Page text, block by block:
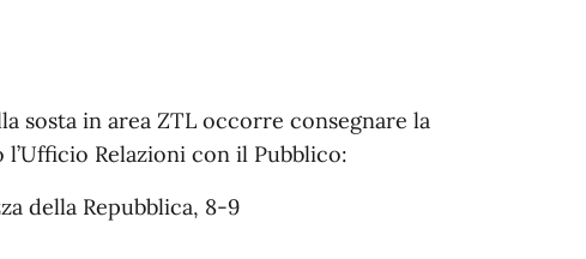
sosta in area ZTL occorre consegnare la
Relazioni con il Pubblico:
della Repubblica, 8-9